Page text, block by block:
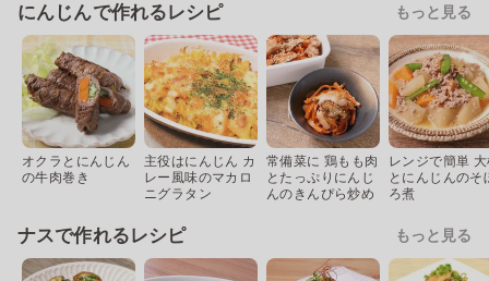
にんじんで作れるレシピ もっと見る
オクラとにんじん
の牛肉巻き
主役はにんじん カ
レー風味のマカロ
ニグラタン
常備菜に 鶏もも肉
とたっぷりにんじ
んのきんぴら炒め
レンジで簡単
とにんじんのそ
ろ煮
ナスで作れるレシピ もっと見る